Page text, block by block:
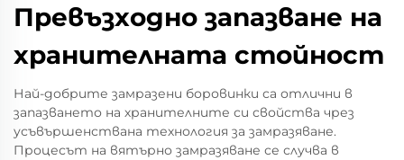
Превъзходно запазване на
хранителната стойност
Най-добрите замразени боровинки са отлични в
запазването на хранителните си свойства чрез
усъвършенствана технология за замразяване.
Процесът на вятърно замразяване се случва в